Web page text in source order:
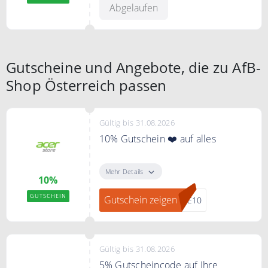
Nur solange der Vorrat reicht
Abgelaufen
Gutscheine und Angebote, die zu AfB-
Shop Österreich passen
10%
GUTSCHEIN
Gültig bis 31.08.2026
10% Gutschein ❤️ auf alles
10% Extrarabatt
Bedingungen
Nur für kurze Zeit
Mehr Details
Gutschein zeigen ME10
Gültig bis 31.08.2026
5% Gutscheincode auf Ihre